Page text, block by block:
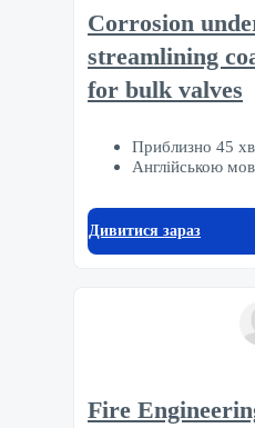
Corrosion
streamlining
for bulk valves
Приблизно 45
Англійською
Дивитися зараз
Fire